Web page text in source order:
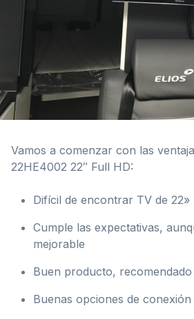
Vamos a comenzar con las
22HE4002 22″ Full HD:
Difícil de encontrar TV de
Cumple las expectativas,
mejorable
Buen producto, recomendado
Buenas opciones de